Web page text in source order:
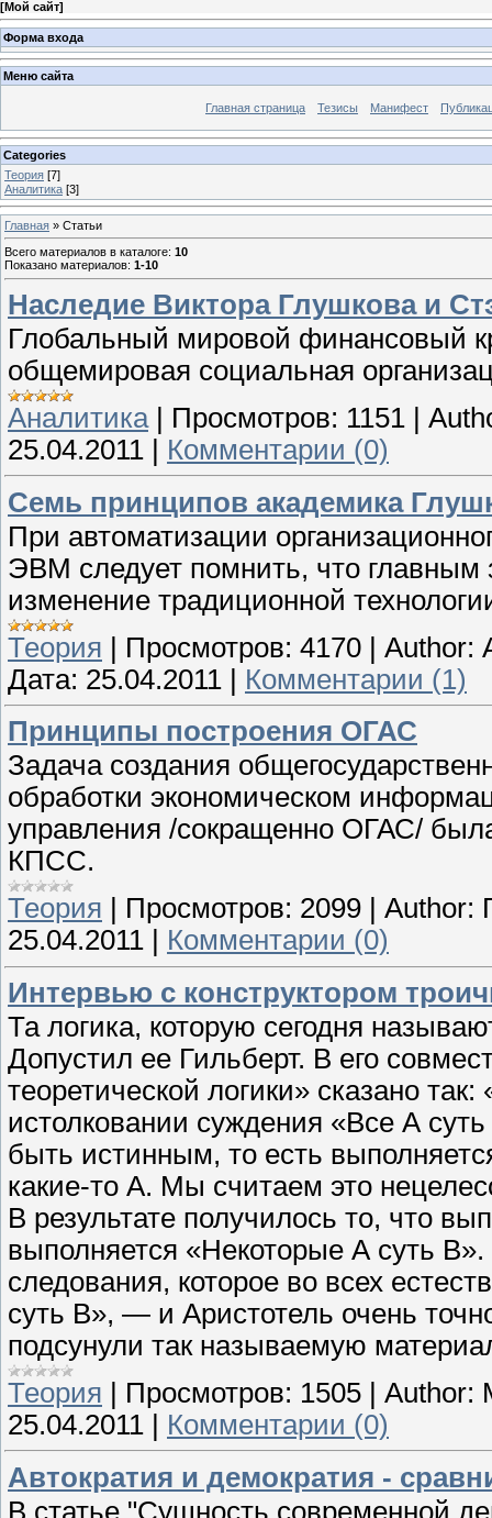
[Мой сайт]
Форма входа
Меню сайта
Главная страница Тезисы Манифест
Categories
Теория [7]
Аналитика [3]
Главная » Статьи
Всего материалов в каталоге: 10
Показано материалов: 1-10
Наследие Виктора Глушкова и
Глобальный мировой финансовый
общемировая социальная
Аналитика| Просмотров: 1151
25.04.2011
Комментарии (0)
Семь принципов академика
При автоматизации
ЭВМ следует помнить, что главным
изменение традиционной
Теория | Просмотров: 4170 | Author:
Дата: 25.04.2011 | Комментарии (1)
Принципы построения ОГАС
Задача создания
обработки экономическом
управления /сокращенно ОГАС/
КПСС.
Теория
Просмотров: 2099 Author:
25.04.2011
Комментарии (0)
Интервью с конструктором
Та логика, которую сегодня
Допустил ее Гильберт. В его
теоретической логики» сказано
истолковании суждения «Все А
быть истинным, то есть
какие-то А. Мы считаем это
В результате получилось то, что
выполняется «Некоторые А суть В».
следования, которое во всех
суть В», — и Аристотель очень
подсунули так называемую
Теория
Просмотров: 1505 Author:
25.04.2011
Комментарии (0)
Автократия и демократия -
В статье "Сущность современной